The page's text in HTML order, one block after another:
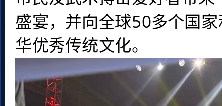
盛宴，并向全球50多个国
华优秀传统文化。